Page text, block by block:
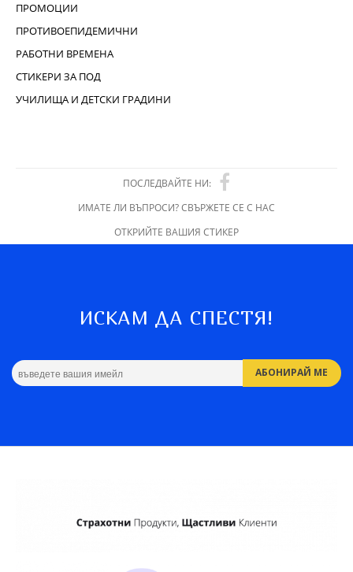
ПРОМОЦИИ
ПРОТИВОЕПИДЕМИЧНИ
РАБОТНИ ВРЕМЕНА
СТИКЕРИ ЗА ПОД
УЧИЛИЩА И ДЕТСКИ ГРАДИНИ
ПОСЛЕДВАЙТЕ НИ:
ИМАТЕ ЛИ ВЪПРОСИ? СВЪРЖЕТЕ СЕ С НАС
ОТКРИЙТЕ ВАШИЯ СТИКЕР
ИСКАМ ДА СПЕСТЯ!